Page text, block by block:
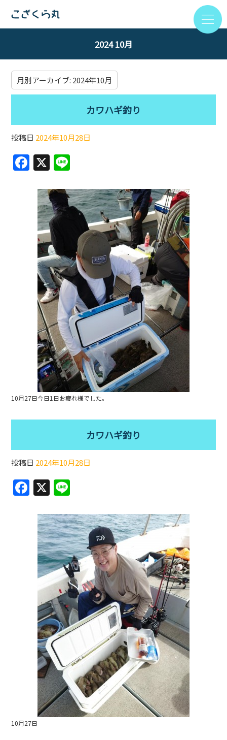
2024 10月
月別アーカイブ: 2024年10月
カワハギ釣り
投稿日 2024年10月28日
F
c
e
b
o
o
k
X
e
10月27日今日1日お疲れ様でした。
カワハギ釣り
投稿日 2024年10月28日
F
a
c
e
b
o
o
k
X
e
10月27日